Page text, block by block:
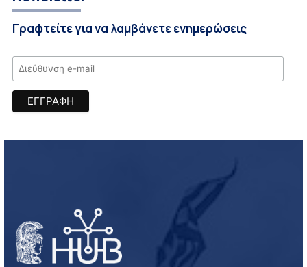
Γραφτείτε για να λαμβάνετε ενημερώσεις